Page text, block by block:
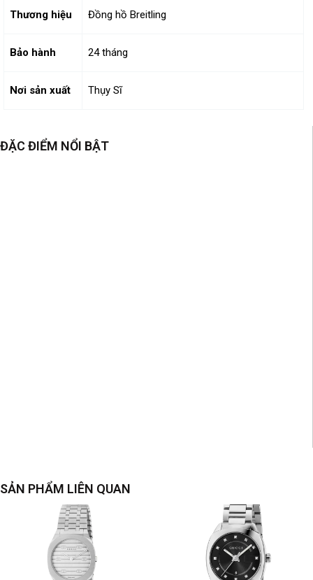
ĐẶC ĐIỂM NỔI BẬT
Thương hiệu Đồng hồ Breitling
Bảo hành 24 tháng
Nơi sản xuất Thụy Sĩ
SẢN PHẨM LIÊN QUAN